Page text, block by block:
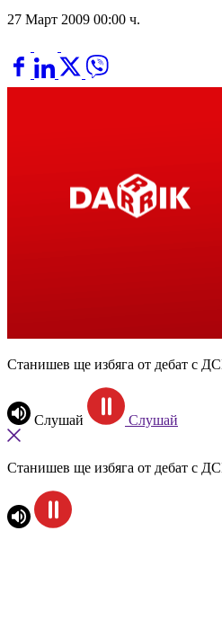
27 Март 2009 00:00 ч.
Станишев ще избяга от дебат с
Слушай Слушай
Станишев ще избяга от дебат с